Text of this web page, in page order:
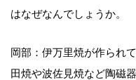
はなぜなんでしょうか。
岡部：伊万里焼が作られ
田焼や波佐見焼など陶磁